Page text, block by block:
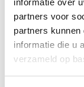
informatie over
partners voor
partners
informatie die u
verzameld op
Promotie/
21 juni 2026 ­ - ­ 21